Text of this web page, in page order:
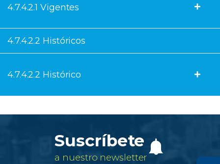
4.7.4.2.1 Vigentes
4.7.4.2.2 Históricos
4.7.4.2.2 Histórico
Suscríbete
a nuestro newsletter